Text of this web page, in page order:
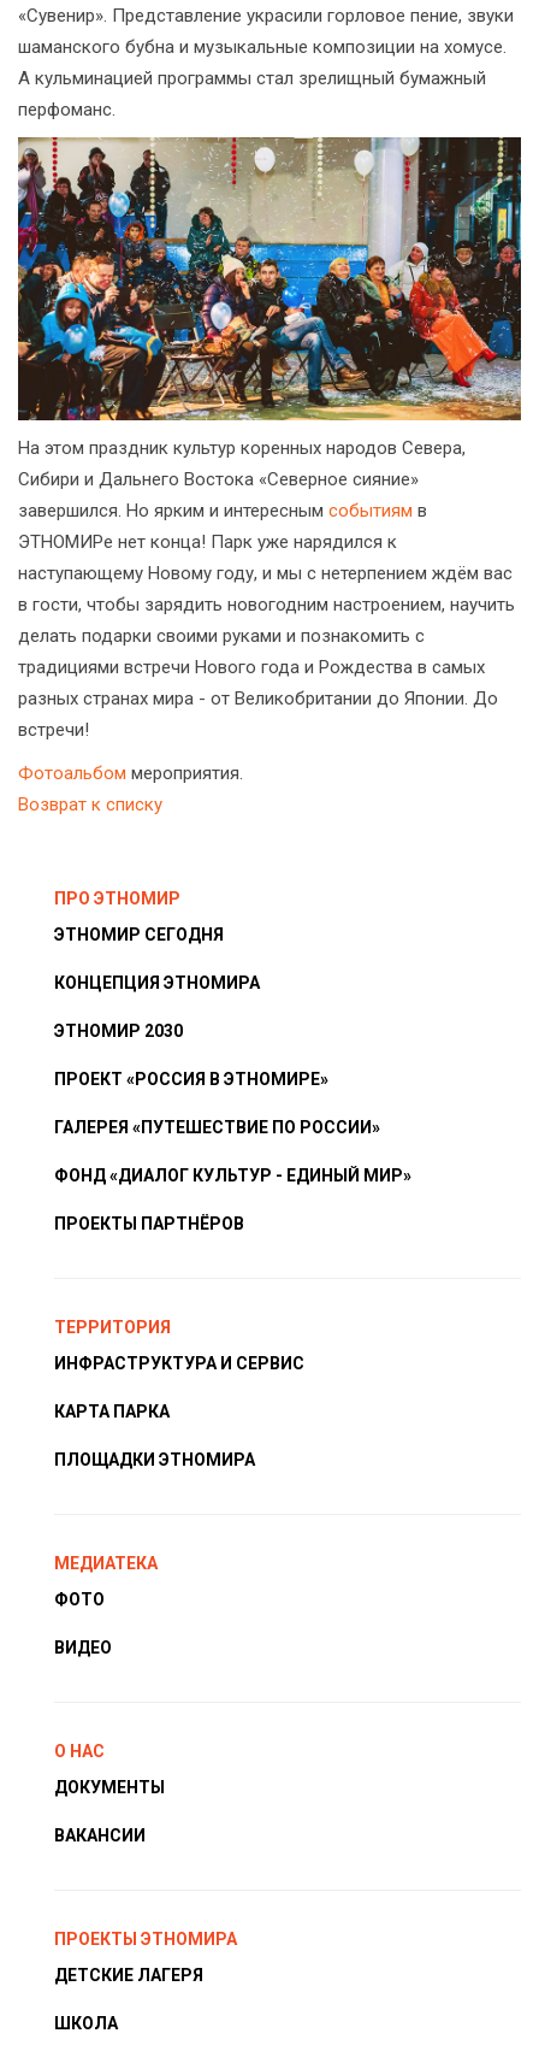
«Сувенир». Представление украсили горловое пение, звуки
шаманского бубна и музыкальные композиции на хомусе.
А кульминацией программы стал зрелищный бумажный
перфоманс.
На этом праздник культур коренных народов Севера,
Сибири и Дальнего Востока «Северное сияние»
завершился. Но ярким и интересным событиям в
ЭТНОМИРе нет конца! Парк уже нарядился к
наступающему Новому году, и мы с нетерпением ждём вас
в гости, чтобы зарядить новогодним настроением, научить
делать подарки своими руками и познакомить с
традициями встречи Нового года и Рождества в самых
разных странах мира - от Великобритании до Японии. До
встречи!
Фотоальбом мероприятия.
Возврат к списку
ПРО ЭТНОМИР
ЭТНОМИР СЕГОДНЯ
КОНЦЕПЦИЯ ЭТНОМИРА
ЭТНОМИР 2030
ПРОЕКТ «РОССИЯ В ЭТНОМИРЕ»
ГАЛЕРЕЯ «ПУТЕШЕСТВИЕ ПО РОССИИ»
ФОНД «ДИАЛОГ КУЛЬТУР - ЕДИНЫЙ МИР»
ПРОЕКТЫ ПАРТНЁРОВ
ТЕРРИТОРИЯ
ИНФРАСТРУКТУРА И СЕРВИС
КАРТА ПАРКА
ПЛОЩАДКИ ЭТНОМИРА
МЕДИАТЕКА
ФОТО
ВИДЕО
О НАС
ДОКУМЕНТЫ
ВАКАНСИИ
ПРОЕКТЫ ЭТНОМИРА
ДЕТСКИЕ ЛАГЕРЯ
ШКОЛА